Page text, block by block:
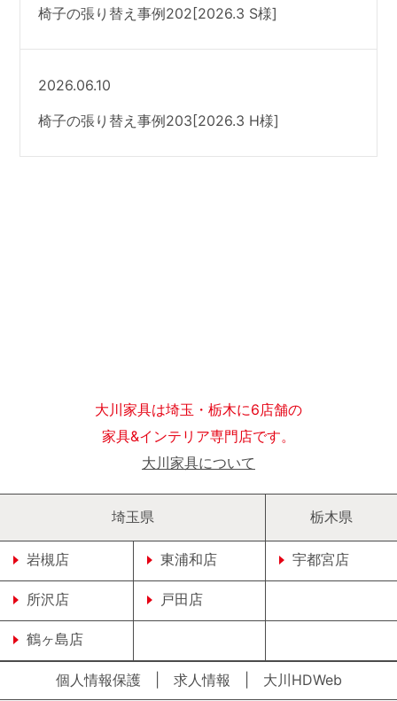
椅子の張り替え事例202[2026.3 S様]
2026.06.10
椅子の張り替え事例203[2026.3 H様]
大川家具は埼玉・栃木に6店舗の
家具&インテリア専門店です。
大川家具について
埼玉県
岩槻店 東浦和店
所沢店 戸田店
鶴ヶ島店
栃木県
宇都宮店
個人情報保護| 求人情報 大川HDWeb